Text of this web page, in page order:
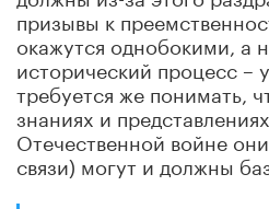
призывы к
окажутся однобокими, а
исторический процесс
требуется же понимать,
знаниях и
Отечественной войне
связи) могут и должны